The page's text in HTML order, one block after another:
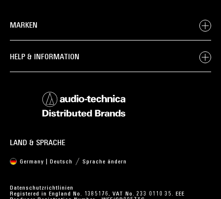
MARKEN
HELP & INFORMATION
LAND & SPRACHE
Germany | Deutsch Sprache ändern
Datenschutzrichtlinien
Registered in England No. 1385176, VAT No. 233 0110 35. EEE